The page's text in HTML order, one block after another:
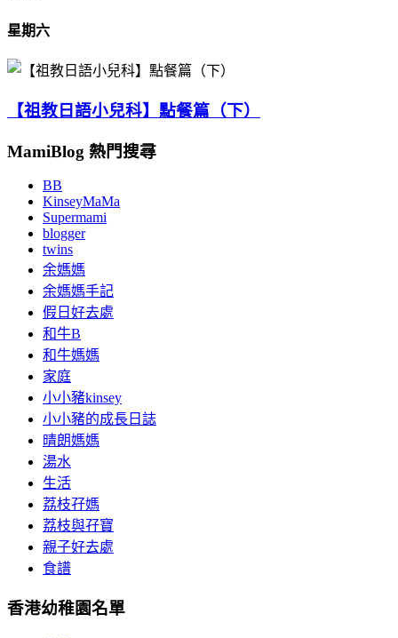
星期六
【祖教日語小兒科】點餐篇（下）
MamiBlog 熱門搜尋
BB
KinseyMaMa
Supermami
blogger
twins
余媽媽
余媽媽手記
假日好去處
和牛B
和牛媽媽
家庭
小小豬kinsey
小小豬的成長日誌
晴朗媽媽
湯水
生活
荔枝孖媽
荔枝與孖寶
親子好去處
食譜
香港幼稚園名單